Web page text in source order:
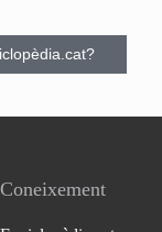
Coneixement